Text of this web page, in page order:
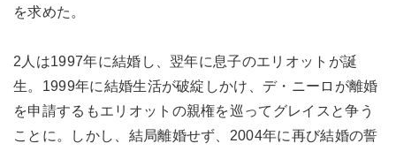
を求めた。
2人は1997年に結婚し、翌年に息子のエリオットが誕
生。1999年に結婚生活が破綻しかけ、デ・ニーロが離婚
を申請するもエリオットの親権を巡ってグレイスと争う
ことに。しかし、結局離婚せず、2004年に再び結婚の誓